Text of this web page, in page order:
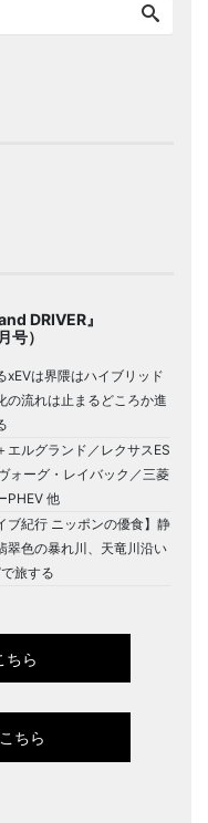
DRIVER』
号）
xEVは界隈はハイブリッド
の流れは止まるどころか進
エルグランド／レクサスES
ォーグ・レイバック／三菱
PHEV 他
ブ紀行 ニッポンの優食】静
翠色の暴れ川、天竜川沿い
旅する
ちら
ちら